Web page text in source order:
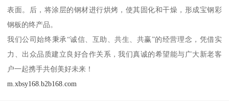
表面。后，将涂层的钢材进行烘烤，使其固化和干燥，形成宝钢彩
钢板的终产品。
我们公司始终秉承“诚信、互助、共生、共赢”的经营理念，凭借实
力、出众品质建立良好合作关系，我们真诚的希望能与广大新老客
户一起携手共创美好未来！
m.xbsy168.b2b168.com